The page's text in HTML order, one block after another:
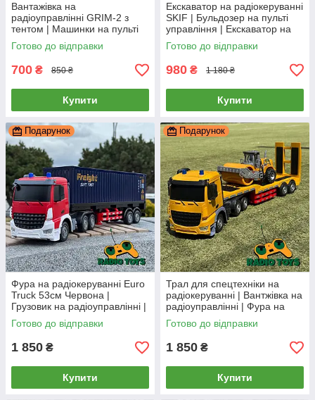
Вантажівка на
радіоуправлінні GRIM-2 з
тентом | Машинки на пульті
управління вантажівки |
Вантажна машина на
радіокеруванні
Готово до відправки
700 ₴ 850 ₴
Купити
Екскаватор на радіокеруванні
SKIF | Бульдозер на пульті
управління | Екскаватор на
радіоуправлінні
Готово до відправки
980 ₴ 1 180 ₴
Купити
Подарунок
Фура на радіокеруванні Euro
Truck 53см Червона |
Грузовик на радіоуправлінні |
Трейлер на пульту
Готово до відправки
1 850 ₴
Купити
Подарунок
Трал для спецтехніки на
радіокеруванні | Вантжівка на
радіоуправлінні | Фура на
пульту
Готово до відправки
1 850 ₴
Купити